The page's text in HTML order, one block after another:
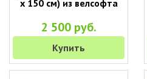
х 150 см) из велсофта
2 500 руб.
Купить